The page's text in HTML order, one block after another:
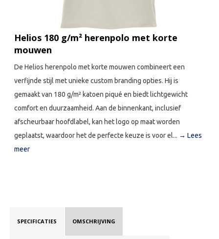
Helios 180 g/m² herenpolo met korte
mouwen
De Helios herenpolo met korte mouwen combineert een
verfijnde stijl met unieke custom branding opties. Hij is
gemaakt van 180 g/m² katoen piqué en biedt lichtgewicht
comfort en duurzaamheid. Aan de binnenkant, inclusief
afscheurbaar hoofdlabel, kan het logo op maat worden
geplaatst, waardoor het de perfecte keuze is voor el... → Lees
meer
SPECIFICATIES OMSCHRIJVING